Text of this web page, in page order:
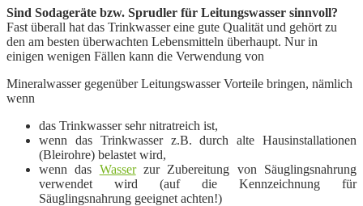
Sind Sodageräte bzw. Sprudler für Leitungswasser sinnvoll?
Fast überall hat das Trinkwasser eine gute Qualität und gehört zu
den am besten überwachten Lebensmitteln überhaupt. Nur in
einigen wenigen Fällen kann die Verwendung von
Mineralwasser gegenüber Leitungswasser Vorteile bringen, nämlich
wenn
das Trinkwasser sehr nitratreich ist,
wenn das Trinkwasser z.B. durch alte Hausinstallationen
(Bleirohre) belastet wird,
wenn das Wasserzur Zubereitung von Säuglingsnahrung
verwendet wird (auf die Kennzeichnung für
Säuglingsnahrung geeignet achten!)